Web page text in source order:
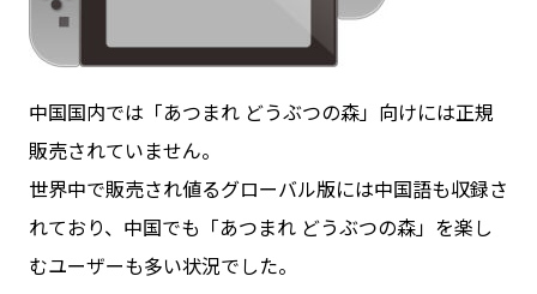
中国国内では「あつまれ どうぶつの森」向けには正規
販売されていません。
世界中で販売され値るグローバル版には中国語も収録さ
れており、中国でも「あつまれ どうぶつの森」を楽し
むユーザーも多い状況でした。